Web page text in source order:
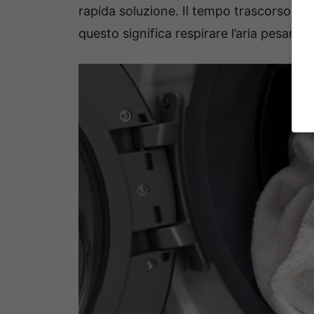
rapida soluzione. Il tempo trascorso in
questo significa respirare l’aria